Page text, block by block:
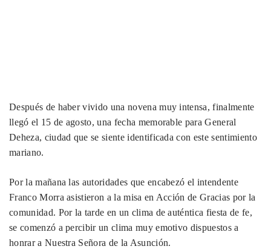
Después de haber vivido una novena muy intensa, finalmente
llegó el 15 de agosto, una fecha memorable para General
Deheza, ciudad que se siente identificada con este sentimiento
mariano.
Por la mañana las autoridades que encabezó el intendente
Franco Morra asistieron a la misa en Acción de Gracias por la
comunidad. Por la tarde en un clima de auténtica fiesta de fe,
se comenzó a percibir un clima muy emotivo dispuestos a
honrar a Nuestra Señora de la Asunción.